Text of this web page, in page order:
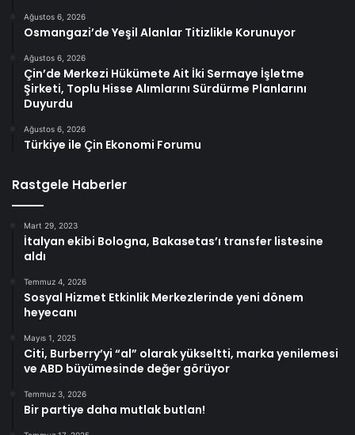
Ağustos 6, 2026
Osmangazi’de Yeşil Alanlar Titizlikle Korunuyor
Ağustos 6, 2026
Çin’de Merkezi Hükümete Ait İki Sermaye İşletme
Şirketi, Toplu Hisse Alımlarını Sürdürme Planlarını
Duyurdu
Ağustos 6, 2026
Türkiye ile Çin Ekonomi Forumu
Rastgele Haberler
Mart 29, 2023
İtalyan ekibi Bologna, Bakasetas’ı transfer listesine
aldı
Temmuz 4, 2026
Sosyal Hizmet Etkinlik Merkezlerinde yeni dönem
heyecanı
Mayıs 1, 2025
Citi, Burberry’yi “al” olarak yükseltti, marka yenilemesi
ve ABD büyümesinde değer görüyor
Temmuz 3, 2026
Bir partiye daha mutlak butlan!